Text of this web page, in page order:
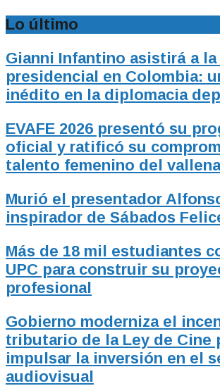
Lo último
Gianni Infantino asistirá a
presidencial en Colombia:
inédito en la diplomacia
EVAFE 2026 presentó su
oficial y ratificó su
talento femenino del
Murió el presentador
inspirador de Sábados
Más de 18 mil estudiantes
UPC para construir su
profesional
Gobierno moderniza el
tributario de la Ley de Cine
impulsar la inversión en el
audiovisual